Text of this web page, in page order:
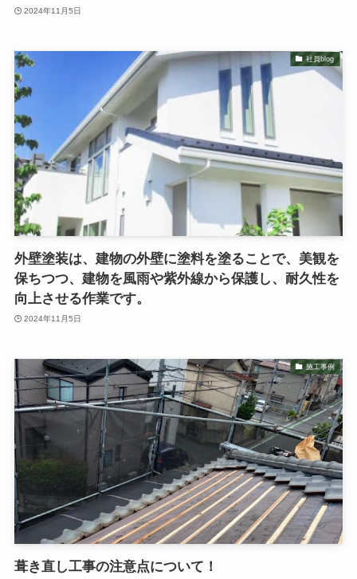
2024年11月5日
社員blog
外壁塗装は、建物の外壁に塗料を塗ることで、美観を
保ちつつ、建物を風雨や紫外線から保護し、耐久性を
向上させる作業です。
2024年11月5日
施工事例
葺き直し工事の注意点について！